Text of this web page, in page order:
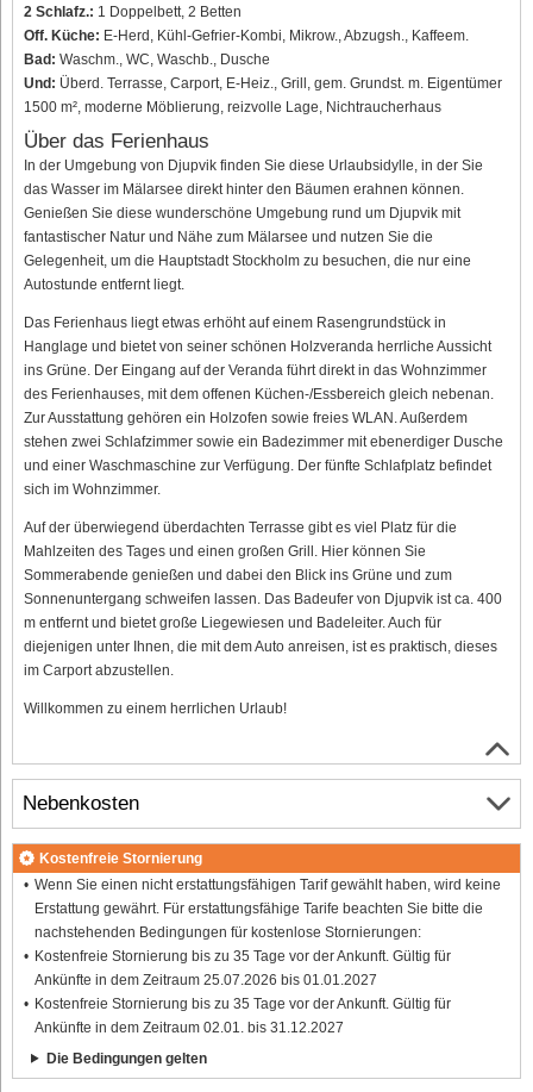
2 Schlafz.: 1 Doppelbett, 2 Betten
Off. Küche: E-Herd, Kühl-Gefrier-Kombi, Mikrow., Abzugsh., Kaffeem.
Bad: Waschm., WC, Waschb., Dusche
Und: Überd. Terrasse, Carport, E-Heiz., Grill, gem. Grundst. m. Eigentümer
1500 m², moderne Möblierung, reizvolle Lage, Nichtraucherhaus
Über das Ferienhaus
In der Umgebung von Djupvik finden Sie diese Urlaubsidylle, in der Sie
das Wasser im Mälarsee direkt hinter den Bäumen erahnen können.
Genießen Sie diese wunderschöne Umgebung rund um Djupvik mit
fantastischer Natur und Nähe zum Mälarsee und nutzen Sie die
Gelegenheit, um die Hauptstadt Stockholm zu besuchen, die nur eine
Autostunde entfernt liegt.
Das Ferienhaus liegt etwas erhöht auf einem Rasengrundstück in
Hanglage und bietet von seiner schönen Holzveranda herrliche Aussicht
ins Grüne. Der Eingang auf der Veranda führt direkt in das Wohnzimmer
des Ferienhauses, mit dem offenen Küchen-/Essbereich gleich nebenan.
Zur Ausstattung gehören ein Holzofen sowie freies WLAN. Außerdem
stehen zwei Schlafzimmer sowie ein Badezimmer mit ebenerdiger Dusche
und einer Waschmaschine zur Verfügung. Der fünfte Schlafplatz befindet
sich im Wohnzimmer.
Auf der überwiegend überdachten Terrasse gibt es viel Platz für die
Mahlzeiten des Tages und einen großen Grill. Hier können Sie
Sommerabende genießen und dabei den Blick ins Grüne und zum
Sonnenuntergang schweifen lassen. Das Badeufer von Djupvik ist ca. 400
m entfernt und bietet große Liegewiesen und Badeleiter. Auch für
diejenigen unter Ihnen, die mit dem Auto anreisen, ist es praktisch, dieses
im Carport abzustellen.
Willkommen zu einem herrlichen Urlaub!
Nebenkosten
Kostenfreie Stornierung
Wenn Sie einen nicht erstattungsfähigen Tarif gewählt haben, wird keine
Erstattung gewährt. Für erstattungsfähige Tarife beachten Sie bitte die
nachstehenden Bedingungen für kostenlose Stornierungen:
Kostenfreie Stornierung bis zu 35 Tage vor der Ankunft. Gültig für
Ankünfte in dem Zeitraum 25.07.2026 bis 01.01.2027
Kostenfreie Stornierung bis zu 35 Tage vor der Ankunft. Gültig für
Ankünfte in dem Zeitraum 02.01. bis 31.12.2027
Die Bedingungen gelten